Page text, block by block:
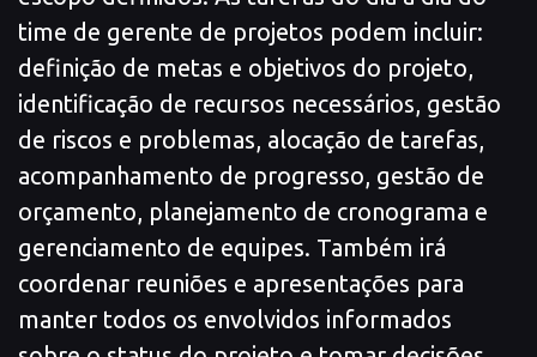
time de gerente de projetos podem incluir:
definição de metas e objetivos do projeto,
identificação de recursos necessários, gestão
de riscos e problemas, alocação de tarefas,
acompanhamento de progresso, gestão de
orçamento, planejamento de cronograma e
gerenciamento de equipes. Também irá
coordenar reuniões e apresentações para
manter todos os envolvidos informados